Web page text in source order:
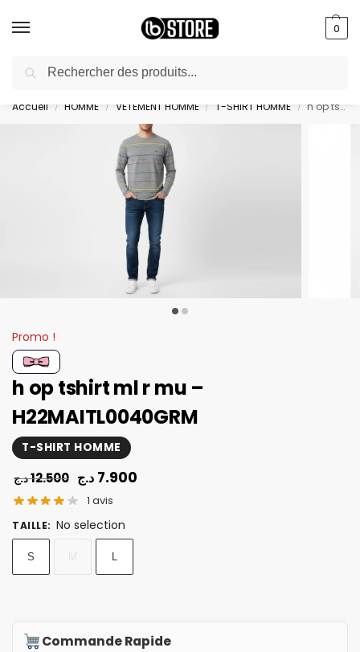
0
livraison gratuite au bureau dès 10000 DA avec paiement en ligne
Accueil / HOMME / VETEMENT HOMME / T-SHIRT HOMME / h op tshirt ml r mu – H22MAITL0040GRM
Promo !
h op tshirt ml r mu –
H22MAITL0040GRM
T-SHIRT HOMME
12.500د.ج 7.900 د.ج
1 avis
TAILLE: No selection
S L
Commande Rapide